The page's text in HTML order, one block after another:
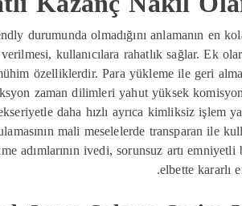
durumunda olmadığını anlamanın en
kullanıcılara rahatlık sağlar. Ek
özelliklerdir. Para yükleme ile geri alma
zaman dilimleri yahut yüksek
daha hızlı ayrıca kimliksiz işlem
mali meselelerde transparan ile
ivedi, sorunsuz artı
elbette kararlı